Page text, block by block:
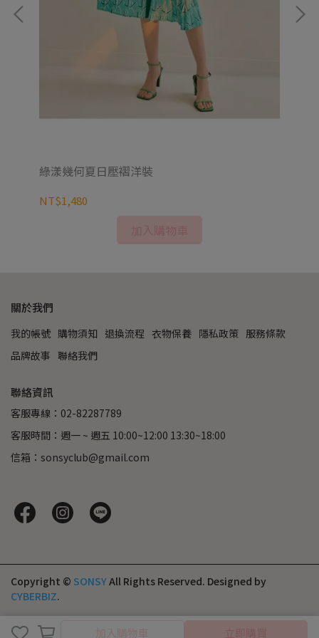
綠漾幾何夏日壓褶洋裝
NT$1,480
關於我們
我的帳號 購物須知 退換流程 衣物保養 隱私政策 服務條款
品牌故事 聯絡我們
聯絡資訊
客服專線：02-82287789
客服時間：週一 ~ 週五 10:00~12:00 13:30~18:00
信箱：sonsyclub@gmail.com
Copyright © SONSYAll Rights Reserved. Designed by
CYBERBIZ.